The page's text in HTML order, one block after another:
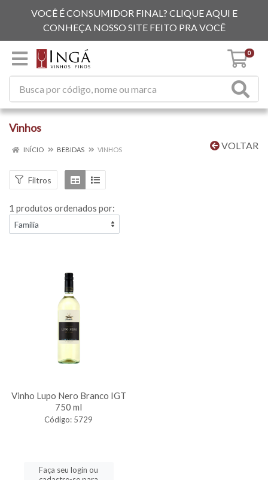
VOCÊ É CONSUMIDOR FINAL? CLIQUE AQUI E
CONHEÇA NOSSO SITE FEITO PRA VOCÊ
0
Vinhos
VOLTAR
INÍCIO BEBIDAS VINHOS
Filtros
1 produtos ordenados por:
Vinho Lupo Nero Branco IGT
750 ml
Código: 5729
Faça seu login ou